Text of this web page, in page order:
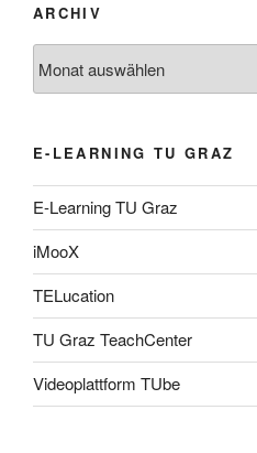
ARCHIV
E-LEARNING TU GRAZ
E-Learning TU Graz
iMooX
TELucation
TU Graz TeachCenter
Videoplattform TUbe